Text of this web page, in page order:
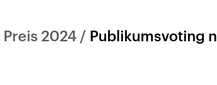
2024
Publikumsvoting